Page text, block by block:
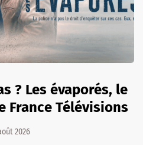
? Les évaporés, le
France Télévisions
2026